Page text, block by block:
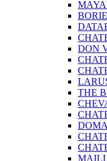
DON
THE